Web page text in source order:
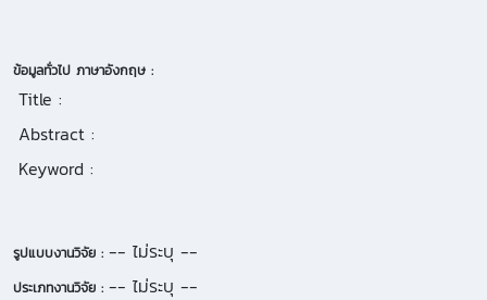
ข้อมูลทั่วไป ภาษาอังกฤษ :
Title :
Abstract :
Keyword :
รูปแบบงานวิจัย : -- ไม่ระบุ --
ประเภทงานวิจัย : -- ไม่ระบุ --